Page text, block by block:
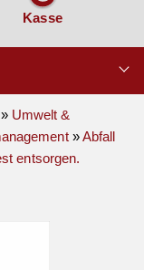
Kasse
» Umwelt &
»Abfall
entsorgen.